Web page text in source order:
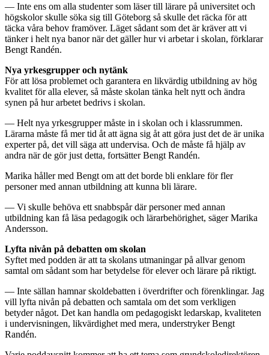
— Inte ens om alla studenter som läser till lärare på universitet och
högskolor skulle söka sig till Göteborg så skulle det räcka för att
täcka våra behov framöver. Läget sådant som det är kräver att vi
tänker i helt nya banor när det gäller hur vi arbetar i skolan, förklarar
Bengt Randén.
Nya yrkesgrupper och nytänk
För att lösa problemet och garantera en likvärdig utbildning av hög
kvalitet för alla elever, så måste skolan tänka helt nytt och ändra
synen på hur arbetet bedrivs i skolan.
— Helt nya yrkesgrupper måste in i skolan och i klassrummen.
Lärarna måste få mer tid åt att ägna sig åt att göra just det de är unika
experter på, det vill säga att undervisa. Och de måste få hjälp av
andra när de gör just detta, fortsätter Bengt Randén.
Marika håller med Bengt om att det borde bli enklare för fler
personer med annan utbildning att kunna bli lärare.
— Vi skulle behöva ett snabbspår där personer med annan
utbildning kan få läsa pedagogik och lärarbehörighet, säger Marika
Andersson.
Lyfta nivån på debatten om skolan
Syftet med podden är att ta skolans utmaningar på allvar genom
samtal om sådant som har betydelse för elever och lärare på riktigt.
— Inte sällan hamnar skoldebatten i överdrifter och förenklingar. Jag
vill lyfta nivån på debatten och samtala om det som verkligen
betyder något. Det kan handla om pedagogiskt ledarskap, kvaliteten
i undervisningen, likvärdighet med mera, understryker Bengt
Randén.